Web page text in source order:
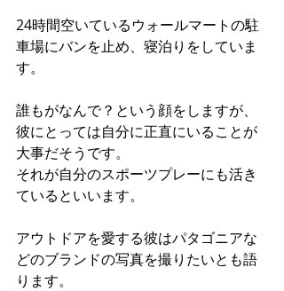
24時間空いているウォールマートの駐
車場にバンを止め、寝泊りをしていま
す。
誰もがなんで？という顔をしますが、
彼にとっては自分に正直にいることが
大事だそうです。
それが自分のスポーツプレーにも活き
ているといいます。
アウトドアを愛する彼はパタゴニアな
どのブランドの写真を撮りたいとも語
ります。